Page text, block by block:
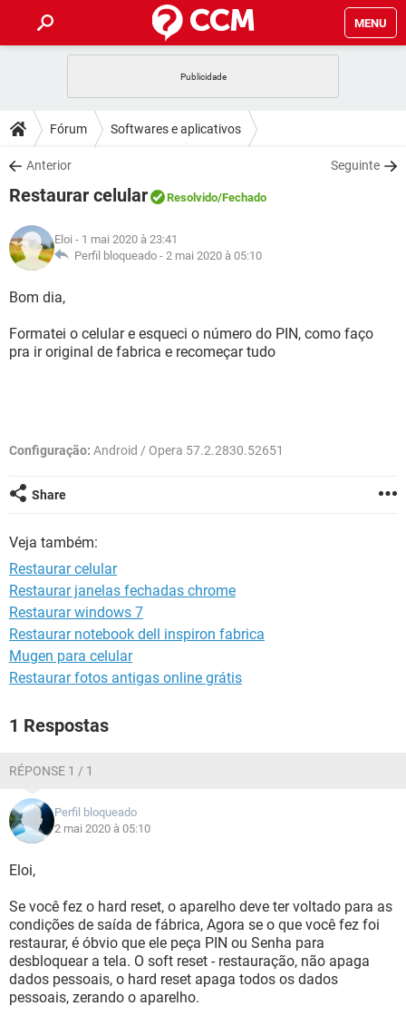
MENU
CELULAR FACEBOOK
OUTLOOK
INSTAGRAM GMAIL
GUIA DE COMPRAS
DICAS
JOGOS WHATSAPP
INSTAGRAM
GUIA DE COMPRAS
DOWNLOADS
JOGOS WHATSAPP
CELULAR
OUTLOOK EXCEL
INSTAGRAM
JOGOS
CELULAR
OUTLOOK
INSTAGRAM GMAIL
GLOSSÁRIO
JOGOS
OUTLOOK EXCEL
Fórum Softwares e aplicativos
Anterior Seguinte
Restaurar celular Resolvido/Fechado
Eloi - 1 mai 2020 à 23:41
Perfil bloqueado - 2 mai 2020 à 05:10
Bom dia,
Formatei o celular e esqueci o número do PIN, como faço
pra ir original de fabrica e recomeçar tudo
Configuração: Android / Opera 57.2.2830.52651
Share
Veja também:
Restaurar celular
Restaurar janelas fechadas chrome
Restaurar windows 7
Restaurar notebook dell inspiron fabrica
Mugen para celular
Restaurar fotos antigas online grátis
1 Respostas
RÉPONSE 1 / 1
Perfil bloqueado
2 mai 2020 à 05:10
Eloi,
Se você fez o hard reset, o aparelho deve ter voltado para as
condições de saída de fábrica, Agora se o que você fez foi
restaurar, é óbvio que ele peça PIN ou Senha para
desbloquear a tela. O soft reset - restauração, não apaga
dados pessoais, o hard reset apaga todos os dados
pessoais, zerando o aparelho.